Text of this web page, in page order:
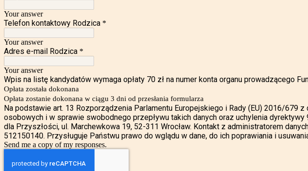
Your answer
Telefon kontaktowy Rodzica *
Your answer
Adres e-mail Rodzica *
Your answer
Wpis na listę kandydatów wymaga opłaty 70 zł na numer konta organu prowadzącego
Opłata została dokonana
Opłata zostanie dokonana w ciągu 3 dni od przesłania formularza
Na podstawie art. 13 Rozporządzenia Parlamentu Europejskiego i Rady (EU) 2016/
osobowych i w sprawie swobodnego przepływu takich danych oraz uchylenia
dla Przyszłości, ul. Marchewkowa 19, 52-311 Wrocław. Kontakt z administratorem
512150140. Przysługuje Państwu prawo do wglądu w dane, do ich poprawiania i
Send me a copy of my responses.